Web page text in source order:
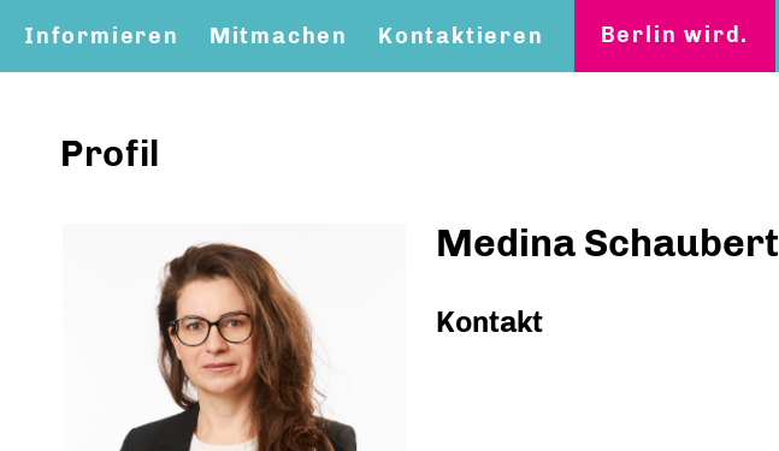
Informieren Mitmachen Kontaktieren Berlin wird.
Profil
Medina Schaubert
Kontakt